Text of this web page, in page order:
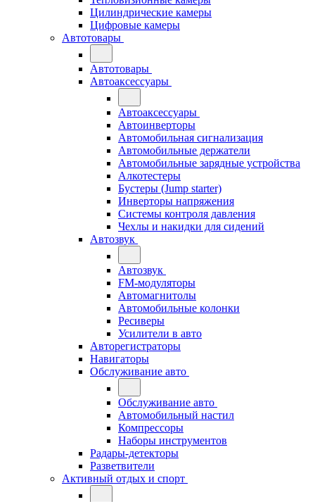
Цилиндрические камеры
Цифровые камеры
Автотовары
Автотовары
Автоаксессуары
Автоаксессуары
Автоинверторы
Автомобильная сигнализация
Автомобильные держатели
Автомобильные зарядные устройства
Алкотестеры
Бустеры (Jump starter)
Инверторы напряжения
Системы контроля давления
Чехлы и накидки для сидений
Автозвук
Автозвук
FM-модуляторы
Автомагнитолы
Автомобильные колонки
Ресиверы
Усилители в авто
Авторегистраторы
Навигаторы
Обслуживание авто
Обслуживание авто
Автомобильный настил
Компрессоры
Наборы инструментов
Радары-детекторы
Разветвители
Активный отдых и спорт